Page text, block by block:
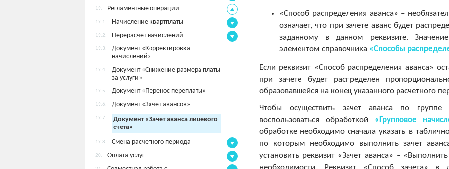
19. Регламентные операции
19.1. Начисление квартплаты
19.2. Перерасчет начислений
19.3.
Документ «Корректировка
начислений»
19.4.
Документ «Снижение размера платы
за услуги»
19.5. Документ «Перенос переплаты»
19.6. Документ «Зачет авансов»
19.7.
Документ «Зачет аванса лицевого
счета»
19.8. Смена расчетного периода
20. Оплата услуг
«Способ распределения аванса» –
означает, что при зачете аванс будет
заданному в данном реквизите.
элементом справочника «Способы
Если реквизит «Способ распределения аванса»
при зачете будет распределен
образовавшейся на конец указанного расчетного
Чтобы осуществить зачет аванса по группе
воспользоваться обработкой «Групповое
обработке необходимо сначала указать в
по которым необходимо выполнить зачет
установить реквизит «Зачет аванса» –
необходимости. Реквизит «Способ зачета» в